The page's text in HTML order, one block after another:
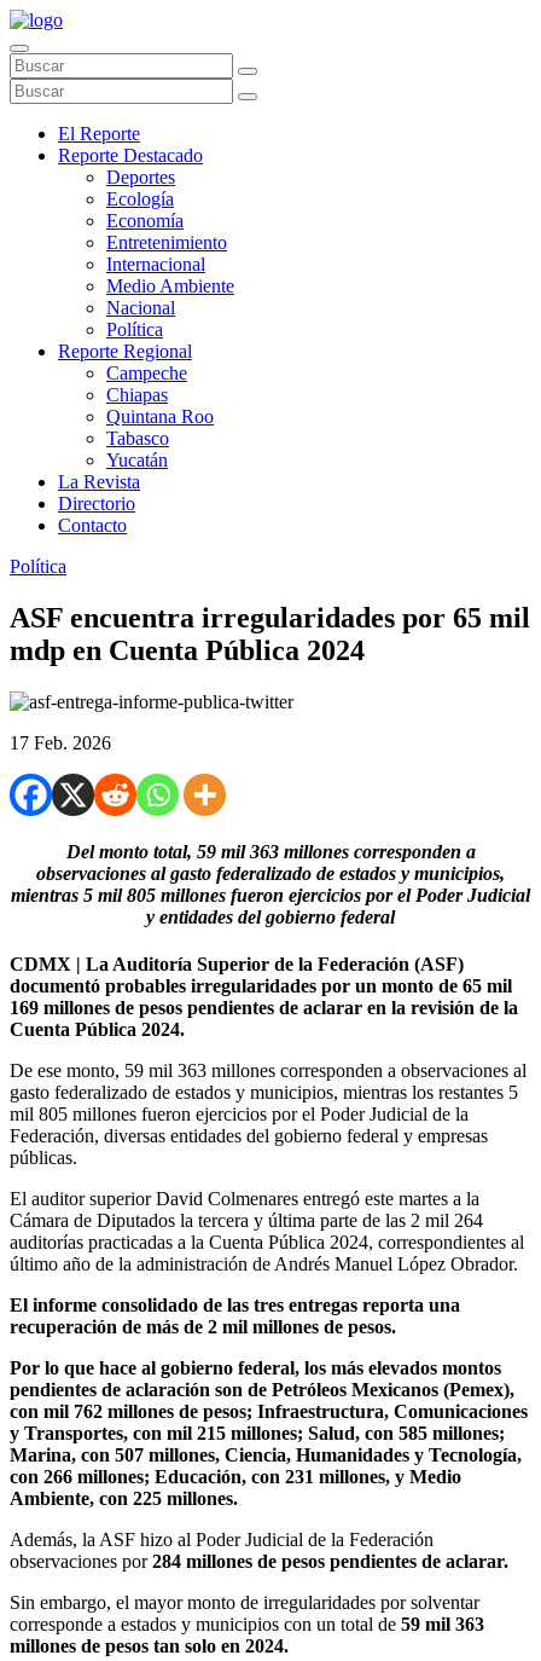
El Reporte
Reporte Destacado
Deportes
Ecología
Economía
Entretenimiento
Internacional
Medio Ambiente
Nacional
Política
Reporte Regional
Campeche
Chiapas
Quintana Roo
Tabasco
Yucatán
La Revista
Directorio
Contacto
Política
ASF encuentra irregularidades por 65 mil
mdp en Cuenta Pública 2024
17 Feb. 2026
Del monto total, 59 mil 363 millones corresponden a
observaciones al gasto federalizado de estados y municipios,
mientras 5 mil 805 millones fueron ejercicios por el Poder Judicial
y entidades del gobierno federal
CDMX | La Auditoría Superior de la Federación (ASF)
documentó probables irregularidades por un monto de 65 mil
169 millones de pesos pendientes de aclarar en la revisión de la
Cuenta Pública 2024.
De ese monto, 59 mil 363 millones corresponden a observaciones al
gasto federalizado de estados y municipios, mientras los restantes 5
mil 805 millones fueron ejercicios por el Poder Judicial de la
Federación, diversas entidades del gobierno federal y empresas
públicas.
El auditor superior David Colmenares entregó este martes a la
Cámara de Diputados la tercera y última parte de las 2 mil 264
auditorías practicadas a la Cuenta Pública 2024, correspondientes al
último año de la administración de Andrés Manuel López Obrador.
El informe consolidado de las tres entregas reporta una
recuperación de más de 2 mil millones de pesos.
Por lo que hace al gobierno federal, los más elevados montos
pendientes de aclaración son de Petróleos Mexicanos (Pemex),
con mil 762 millones de pesos; Infraestructura, Comunicaciones
y Transportes, con mil 215 millones; Salud, con 585 millones;
Marina, con 507 millones, Ciencia, Humanidades y Tecnología,
con 266 millones; Educación, con 231 millones, y Medio
Ambiente, con 225 millones.
Además, la ASF hizo al Poder Judicial de la Federación
observaciones por284 millones de pesos pendientes de aclarar.
Sin embargo, el mayor monto de irregularidades por solventar
corresponde a estados y municipios con un total de 59 mil 363
millones de pesos tan solo en 2024.